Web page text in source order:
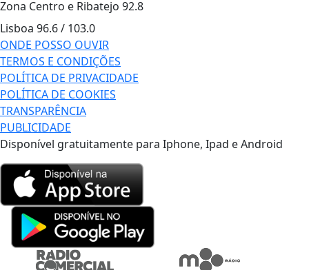
Zona Centro e Ribatejo 92.8
Lisboa 96.6 / 103.0
ONDE POSSO OUVIR
TERMOS E CONDIÇÕES
POLÍTICA DE PRIVACIDADE
POLÍTICA DE COOKIES
TRANSPARÊNCIA
PUBLICIDADE
Disponível gratuitamente para Iphone, Ipad e Android